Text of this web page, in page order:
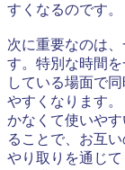
すくなるのです。
次に重要なのは
す。特別な時間
している場面で
やすくなります
かなくて使いや
ることで、お互
やり取りを通じ